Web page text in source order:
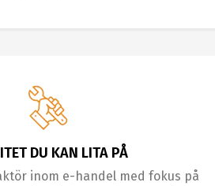
DU KAN LITA PÅ
inom e-handel med fokus på